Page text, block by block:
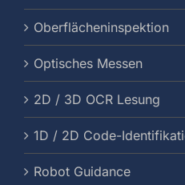
Oberflächeninspektion
Optisches Messen
2D / 3D OCR Lesung
1D / 2D Code-
Robot Guidance